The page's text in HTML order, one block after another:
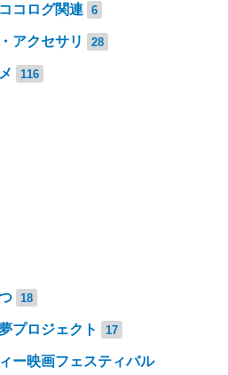
コログ関連 6
アクセサリ 28
116
18
プロジェクト 17
ー映画フェスティバル